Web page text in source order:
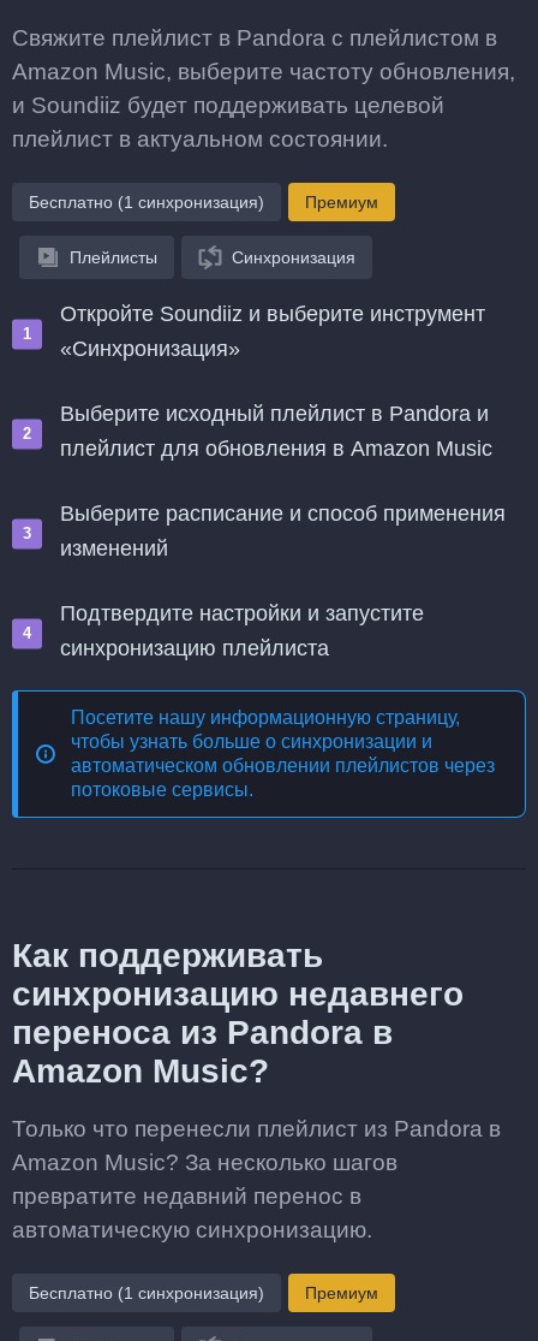
Свяжите плейлист в Pandora с плейлистом в
Amazon Music, выберите частоту обновления,
и Soundiiz будет поддерживать целевой
плейлист в актуальном состоянии.
Бесплатно (1 синхронизация) Премиум
Плейлисты Синхронизация
Откройте Soundiiz и выберите инструмент
«Синхронизация»
Выберите исходный плейлист в Pandora и
плейлист для обновления в Amazon Music
Выберите расписание и способ применения
изменений
Подтвердите настройки и запустите
синхронизацию плейлиста
Посетите нашу информационную страницу,
чтобы узнать больше о синхронизации и
автоматическом обновлении плейлистов через
потоковые сервисы.
Как поддерживать
синхронизацию недавнего
переноса из Pandora в
Amazon Music?
Только что перенесли плейлист из Pandora в
Amazon Music? За несколько шагов
превратите недавний перенос в
автоматическую синхронизацию.
Бесплатно (1 синхронизация) Премиум